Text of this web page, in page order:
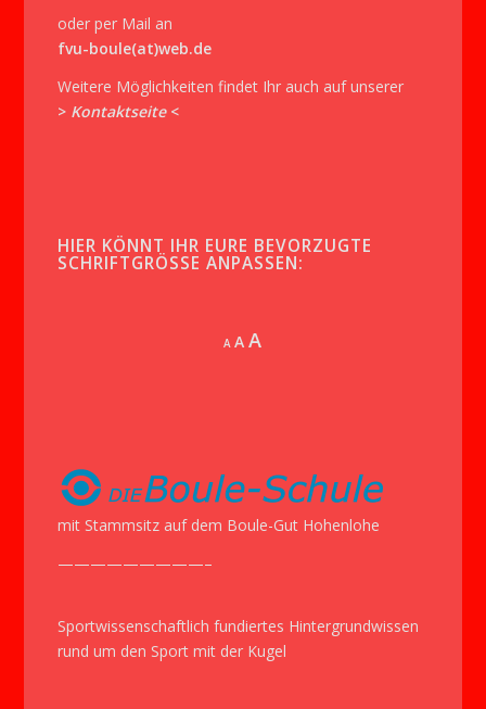
oder per Mail an
fvu-boule(at)web.de
Weitere Möglichkeiten findet Ihr auch auf unserer
> Kontaktseite <
HIER KÖNNT IHR EURE BEVORZUGTE
SCHRIFTGRÖSSE ANPASSEN:
A Decrease
AReset
AIncrease
mit Stammsitz auf dem Boule-Gut Hohenlohe
—————————–
Sportwissenschaftlich fundiertes Hintergrundwissen
rund um den Sport mit der Kugel